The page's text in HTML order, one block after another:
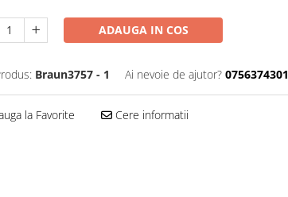
ADAUGA IN COS
Braun3757 - 1 Ai nevoie de ajutor? 0756374301
la Favorite Cere informatii